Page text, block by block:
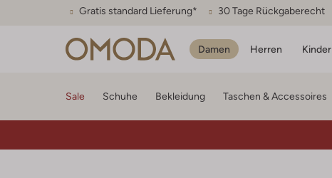
Gratis standard Lieferung* 30 Tage Rückgaberecht
Damen Herren Kinder
Sale Schuhe Bekleidung Taschen & Accessoires